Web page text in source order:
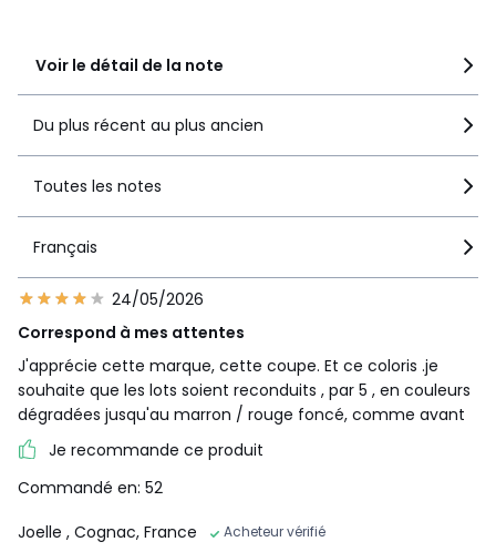
Voir le détail de la note
Du plus récent au plus ancien
Toutes les notes
Français
24/05/2026
Correspond à mes attentes
J'apprécie cette marque, cette coupe. Et ce coloris .je
souhaite que les lots soient reconduits , par 5 , en couleurs
dégradées jusqu'au marron / rouge foncé, comme avant
Je recommande ce produit
Commandé en: 52
Joelle , Cognac, France Acheteur vérifié